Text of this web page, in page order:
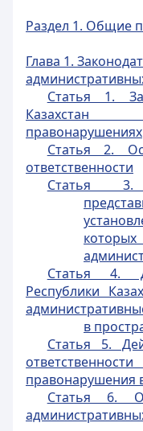
Раздел 1. Общие
Глава 1.
Статья 1.
Казахстан
правонарушениях
Статья 2.
ответственности
Статья 3.
Статья 4.
Республики
в
Статья 5.
правонарушения
Статья 6.